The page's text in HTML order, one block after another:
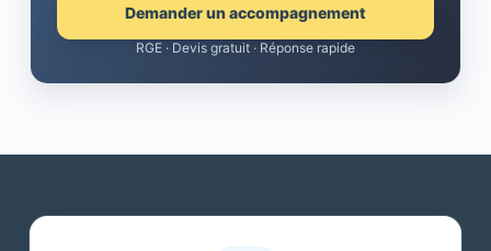
Demander un accompagnement
RGE · Devis gratuit · Réponse rapide